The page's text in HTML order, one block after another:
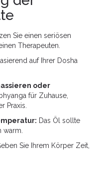
Sie einen seriösen
Therapeuten.
auf Ihrer Dosha
oder
für Zuhause,
Praxis.
Das Öl sollte
warm.
Sie Ihrem Körper Zeit,